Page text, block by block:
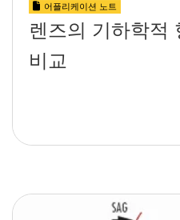
어플리케이션 노트
렌즈의 기하학적
비교